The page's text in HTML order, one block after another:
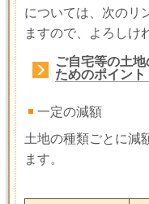
については、次のリ
ますので、よろしけ
ご自宅等の土
ためのポイント
一定の減額
土地の種類ごとに減
ます。